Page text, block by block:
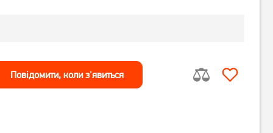
Повiдомити, коли з'явиться